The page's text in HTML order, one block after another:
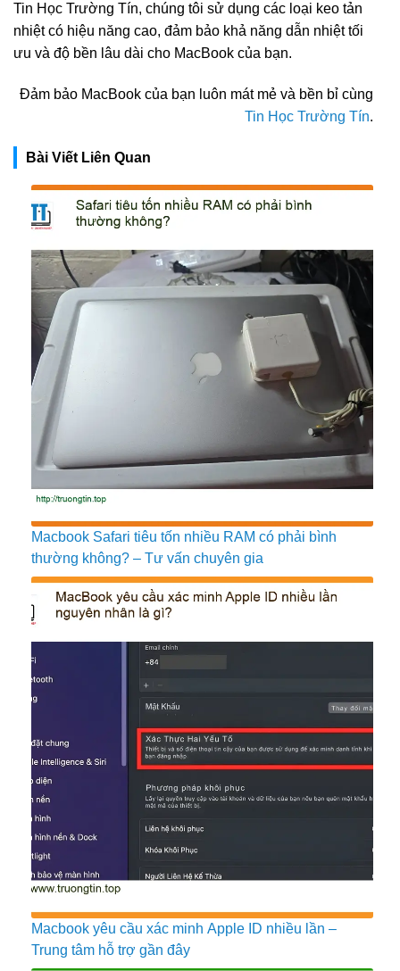
Tin Học Trường Tín, chúng tôi sử dụng các loại keo tản
nhiệt có hiệu năng cao, đảm bảo khả năng dẫn nhiệt tối
ưu và độ bền lâu dài cho MacBook của bạn.
Đảm bảo MacBook của bạn luôn mát mẻ và bền bỉ cùng
Tin Học Trường Tín.
Bài Viết Liên Quan
Macbook Safari tiêu tốn nhiều RAM có phải bình
thường không? – Tư vấn chuyên gia
Macbook yêu cầu xác minh Apple ID nhiều lần –
Trung tâm hỗ trợ gần đây